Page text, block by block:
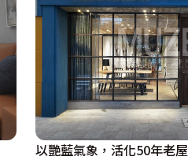
以艷藍氣象，活化50年老屋